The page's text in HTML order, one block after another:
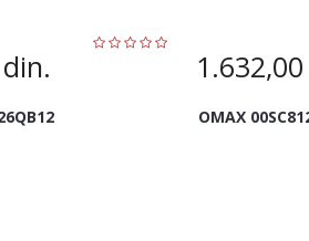
din. 1.632,00
OMAX